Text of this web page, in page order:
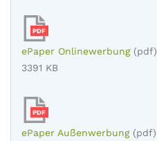
PDF
ePaper Onlinewerbung (pdf)
3391 KB
PDF
ePaper Außenwerbung (pdf)